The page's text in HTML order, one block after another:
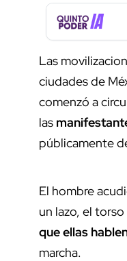
Las
ciudades de
comenzó a
las
públicamente
El hombre
un lazo, el
que ellas
marcha.